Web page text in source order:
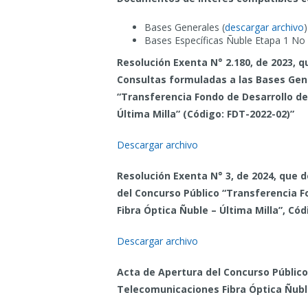
Bases Generales (descargar archivo)
Bases Específicas Ñuble Etapa 1 No
Resolución Exenta N° 2.180, de
Consultas formuladas a las Bases
“Transferencia Fondo de Desarrollo
Última Milla” (Código: FDT-2022-02)”
Descargar archivo
Resolución Exenta N° 3, de 2024,
del Concurso Público “Transferencia
Fibra Óptica Ñuble – Última Milla”,
Descargar archivo
Acta de Apertura del Concurso
Telecomunicaciones Fibra Óptica